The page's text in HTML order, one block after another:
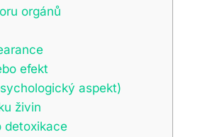
orgánů
efekt
aspekt)
živin
detoxikace